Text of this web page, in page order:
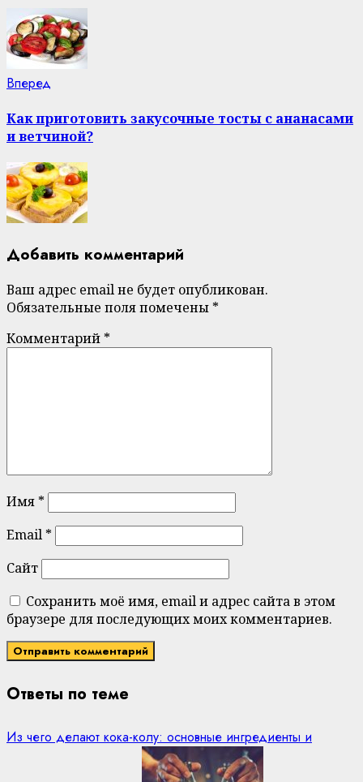
Вперед
Как приготовить закусочные тосты с ананасами
и ветчиной?
Добавить комментарий
Ваш адрес email не будет опубликован.
Обязательные поля помечены *
Комментарий *
Имя *
Email *
Сайт
Сохранить моё имя, email и адрес сайта в этом
браузере для последующих моих комментариев.
Ответы по теме
Из чего делают кока-колу: основные ингредиенты и